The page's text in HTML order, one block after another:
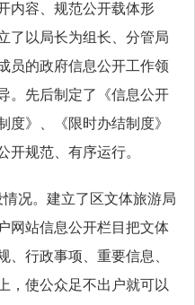
内容、规范公开载体形
了以局长为组长、分管局
员的政府信息公开工作领
。先后制定了《信息公开
度》、《限时办结制度》
开规范、有序运行。
况。建立了区文体旅游局
网站信息公开栏目把文体
、行政事项、重要信息、
，使公众足不出户就可以